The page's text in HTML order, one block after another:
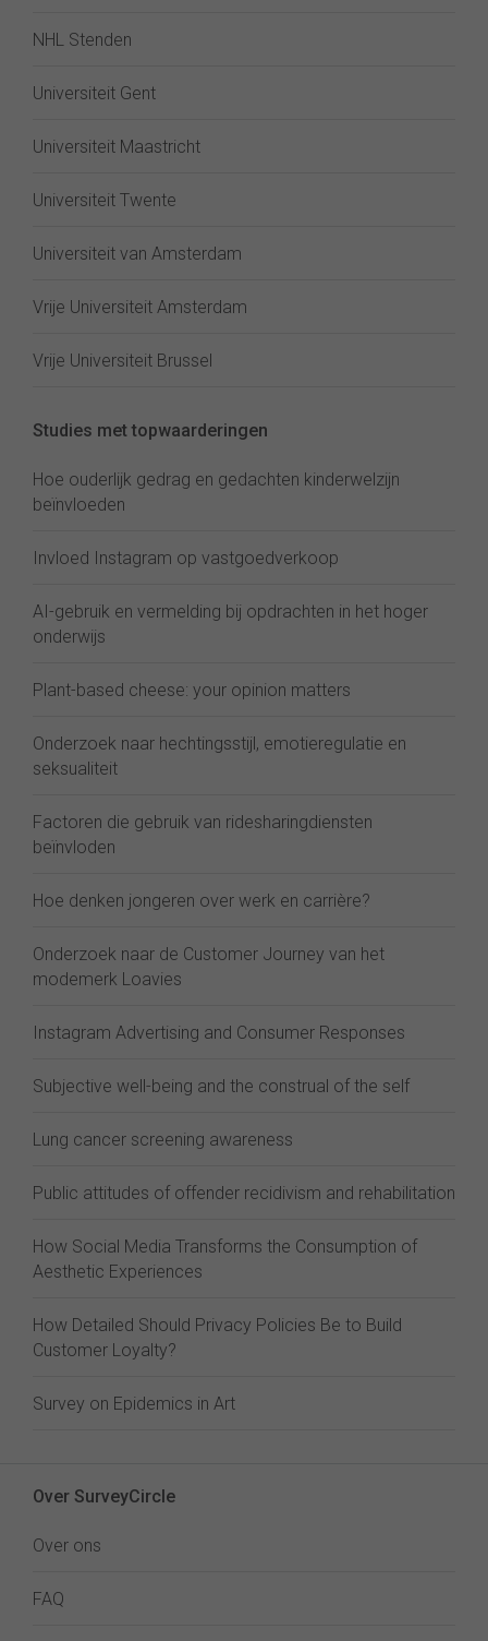
NHL Stenden
Universiteit Gent
Universiteit Maastricht
Universiteit Twente
Universiteit van Amsterdam
Vrije Universiteit Amsterdam
Vrije Universiteit Brussel
Studies met topwaarderingen
Hoe ouderlijk gedrag en gedachten kinderwelzijn
beïnvloeden
Invloed Instagram op vastgoedverkoop
AI-gebruik en vermelding bij opdrachten in het hoger
onderwijs
Plant-based cheese: your opinion matters
Onderzoek naar hechtingsstijl, emotieregulatie en
seksualiteit
Factoren die gebruik van ridesharingdiensten
beïnvloden
Hoe denken jongeren over werk en carrière?
Onderzoek naar de Customer Journey van het
modemerk Loavies
Instagram Advertising and Consumer Responses
Subjective well-being and the construal of the self
Lung cancer screening awareness
Public attitudes of offender recidivism and rehabilitation
How Social Media Transforms the Consumption of
Aesthetic Experiences
How Detailed Should Privacy Policies Be to Build
Customer Loyalty?
Survey on Epidemics in Art
Over SurveyCircle
Over ons
FAQ